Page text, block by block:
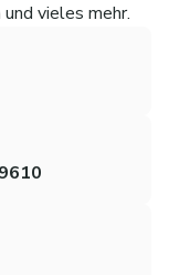
vieles mehr.